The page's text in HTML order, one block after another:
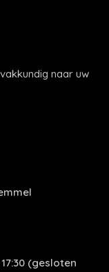
naar uw
(gesloten